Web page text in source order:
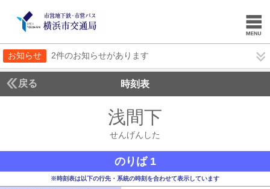
お知らせ 2件のお知らせがあります
戻る 時刻表
浅間下
せんげんした
のりば 1
※時刻表は以下の行先・系統の時刻を合わせて表示しています